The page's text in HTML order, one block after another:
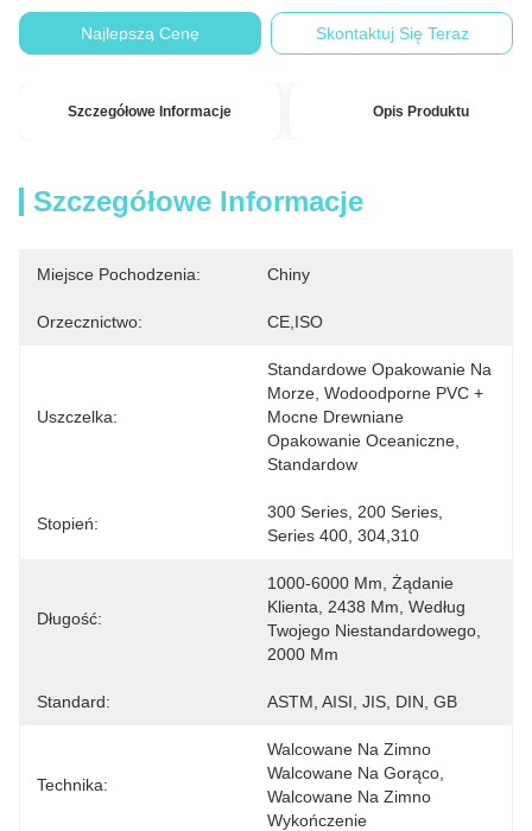
Najlepszą Cenę Skontaktuj Się Teraz
Szczegółowe Informacje Opis Produktu
Szczegółowe Informacje
Miejsce Pochodzenia: Chiny
Orzecznictwo: CE,ISO
Uszczelka:
Standardowe Opakowanie Na
Morze, Wodoodporne PVC +
Mocne Drewniane
Opakowanie Oceaniczne,
Standardow
Stopień:
300 Series, 200 Series,
Series 400, 304,310
Długość:
1000-6000 Mm, Żądanie
Klienta, 2438 Mm, Według
Twojego Niestandardowego,
2000 Mm
Standard: ASTM, AISI, JIS, DIN, GB
Technika:
Walcowane Na Zimno
Walcowane Na Gorąco,
Walcowane Na Zimno
Wykończenie